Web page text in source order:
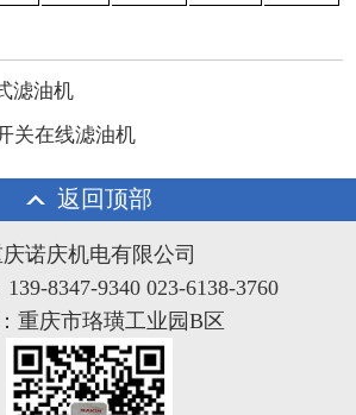
滤油机
关在线滤油机
返回顶部
诺庆机电有限公司
8347-9340 023-6138-3760
重庆市珞璜工业园B区